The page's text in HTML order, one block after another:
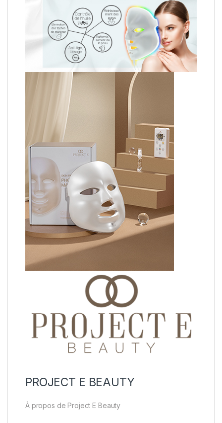
PROJECT E BEAUTY
À propos de Project E Beauty